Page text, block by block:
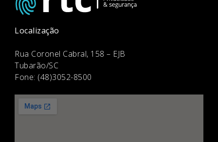
Localização
Rua Coronel Cabral, 158 – EJB
Tubarão/SC
Fone: (48)3052-8500